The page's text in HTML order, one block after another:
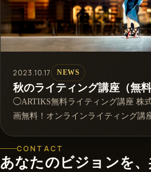
2023.10.17 NEWS
秋のライティング講座（無
◯ARTIKS無料ライティング講座 株
画無料！オンラインライティング
CONTACT
あなたのビジョンを